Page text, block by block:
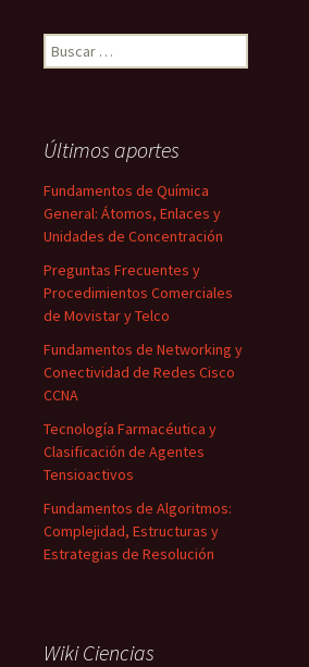
Buscar:
Últimos aportes
Fundamentos de Química
General: Átomos, Enlaces y
Unidades de Concentración
Preguntas Frecuentes y
Procedimientos Comerciales
de Movistar y Telco
Fundamentos de Networking y
Conectividad de Redes Cisco
CCNA
Tecnología Farmacéutica y
Clasificación de Agentes
Tensioactivos
Fundamentos de Algoritmos:
Complejidad, Estructuras y
Estrategias de Resolución
Wiki Ciencias